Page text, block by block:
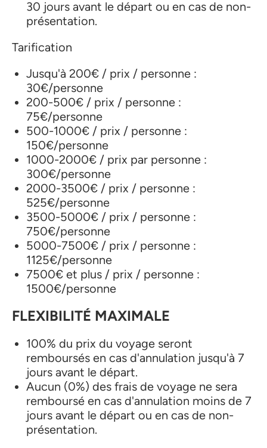
30 jours avant le départ ou en cas de non-
présentation.
Tarification
Jusqu'à 200€ / prix / personne :
30€/personne
200-500€ / prix / personne :
75€/personne
500-1000€ / prix / personne :
150€/personne
1000-2000€ / prix par personne :
300€/personne
2000-3500€ / prix / personne :
525€/personne
3500-5000€ / prix / personne :
750€/personne
5000-7500€ / prix / personne :
1125€/personne
7500€ et plus / prix / personne :
1500€/personne
FLEXIBILITÉ MAXIMALE
100% du prix du voyage seront
remboursés en cas d'annulation jusqu'à 7
jours avant le départ.
Aucun (0%) des frais de voyage ne sera
remboursé en cas d'annulation moins de 7
jours avant le départ ou en cas de non-
présentation.